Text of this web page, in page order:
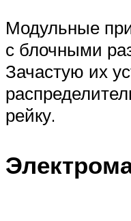
Модульные
с блочными
Зачастую их
рейку.